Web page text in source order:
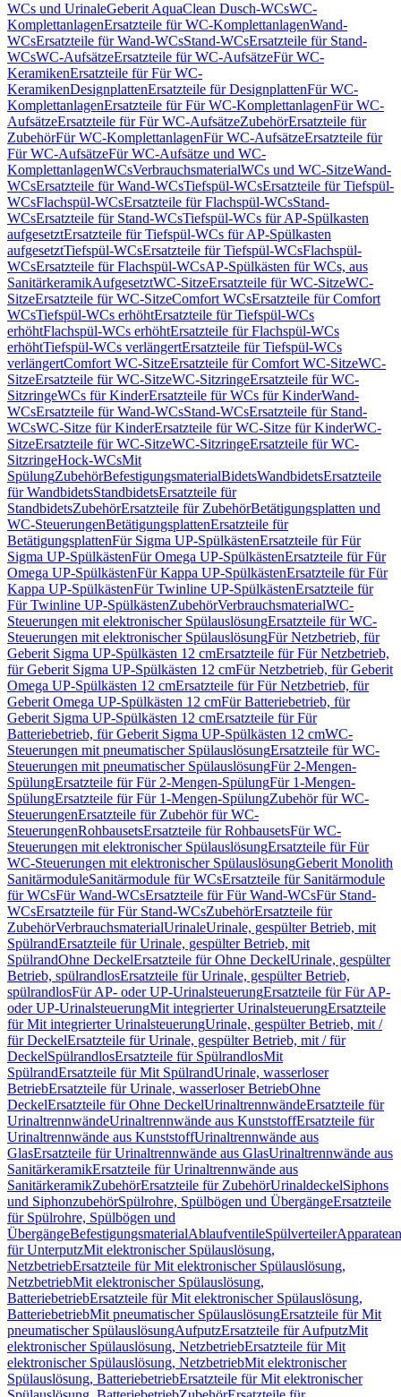
WCs und UrinaleGeberit AquaClean Dusch-WCsWC-
KomplettanlagenErsatzteile für WC-KomplettanlagenWand-
WCsErsatzteile für Wand-WCsStand-WCsErsatzteile für Stand-
WCsWC-AufsätzeErsatzteile für WC-AufsätzeFür WC-
KeramikenErsatzteile für Für WC-
KeramikenDesignplattenErsatzteile für DesignplattenFür WC-
KomplettanlagenErsatzteile für Für WC-KomplettanlagenFür WC-
AufsätzeErsatzteile für Für WC-AufsätzeZubehörErsatzteile für
ZubehörFür WC-KomplettanlagenFür WC-AufsätzeErsatzteile für
Für WC-AufsätzeFür WC-Aufsätze und WC-
KomplettanlagenWCsVerbrauchsmaterialWCs und WC-SitzeWand-
WCsErsatzteile für Wand-WCsTiefspül-WCsErsatzteile für Tiefspül-
WCsFlachspül-WCsErsatzteile für Flachspül-WCsStand-
WCsErsatzteile für Stand-WCsTiefspül-WCs für AP-Spülkasten
aufgesetztErsatzteile für Tiefspül-WCs für AP-Spülkasten
aufgesetztTiefspül-WCsErsatzteile für Tiefspül-WCsFlachspül-
WCsErsatzteile für Flachspül-WCsAP-Spülkästen für WCs, aus
SanitärkeramikAufgesetztWC-SitzeErsatzteile für WC-SitzeWC-
SitzeErsatzteile für WC-SitzeComfort WCsErsatzteile für Comfort
WCsTiefspül-WCs erhöhtErsatzteile für Tiefspül-WCs
erhöhtFlachspül-WCs erhöhtErsatzteile für Flachspül-WCs
erhöhtTiefspül-WCs verlängertErsatzteile für Tiefspül-WCs
verlängertComfort WC-SitzeErsatzteile für Comfort WC-SitzeWC-
SitzeErsatzteile für WC-SitzeWC-SitzringeErsatzteile für WC-
SitzringeWCs für KinderErsatzteile für WCs für KinderWand-
WCsErsatzteile für Wand-WCsStand-WCsErsatzteile für Stand-
WCsWC-Sitze für KinderErsatzteile für WC-Sitze für KinderWC-
SitzeErsatzteile für WC-SitzeWC-SitzringeErsatzteile für WC-
SitzringeHock-WCsMit
SpülungZubehörBefestigungsmaterialBidetsWandbidetsErsatzteile
für WandbidetsStandbidetsErsatzteile für
StandbidetsZubehörErsatzteile für ZubehörBetätigungsplatten und
WC-SteuerungenBetätigungsplattenErsatzteile für
BetätigungsplattenFür Sigma UP-SpülkästenErsatzteile für Für
Sigma UP-SpülkästenFür Omega UP-SpülkästenErsatzteile für Für
Omega UP-SpülkästenFür Kappa UP-SpülkästenErsatzteile für Für
Kappa UP-SpülkästenFür Twinline UP-SpülkästenErsatzteile für
Für Twinline UP-SpülkästenZubehörVerbrauchsmaterialWC-
Steuerungen mit elektronischer SpülauslösungErsatzteile für WC-
Steuerungen mit elektronischer SpülauslösungFür Netzbetrieb, für
Geberit Sigma UP-Spülkästen 12 cmErsatzteile für Für Netzbetrieb,
für Geberit Sigma UP-Spülkästen 12 cmFür Netzbetrieb, für Geberit
Omega UP-Spülkästen 12 cmErsatzteile für Für Netzbetrieb, für
Geberit Omega UP-Spülkästen 12 cmFür Batteriebetrieb, für
Geberit Sigma UP-Spülkästen 12 cmErsatzteile für Für
Batteriebetrieb, für Geberit Sigma UP-Spülkästen 12 cmWC-
Steuerungen mit pneumatischer SpülauslösungErsatzteile für WC-
Steuerungen mit pneumatischer SpülauslösungFür 2-Mengen-
SpülungErsatzteile für Für 2-Mengen-SpülungFür 1-Mengen-
SpülungErsatzteile für Für 1-Mengen-SpülungZubehör für WC-
SteuerungenErsatzteile für Zubehör für WC-
SteuerungenRohbausetsErsatzteile für RohbausetsFür WC-
Steuerungen mit elektronischer SpülauslösungErsatzteile für Für
WC-Steuerungen mit elektronischer SpülauslösungGeberit Monolith
SanitärmoduleSanitärmodule für WCsErsatzteile für Sanitärmodule
für WCsFür Wand-WCsErsatzteile für Für Wand-WCsFür Stand-
WCsErsatzteile für Für Stand-WCsZubehörErsatzteile für
ZubehörVerbrauchsmaterialUrinaleUrinale, gespülter Betrieb, mit
SpülrandErsatzteile für Urinale, gespülter Betrieb, mit
SpülrandOhne DeckelErsatzteile für Ohne DeckelUrinale, gespülter
Betrieb, spülrandlosErsatzteile für Urinale, gespülter Betrieb,
spülrandlosFür AP- oder UP-UrinalsteuerungErsatzteile für Für AP-
oder UP-UrinalsteuerungMit integrierter UrinalsteuerungErsatzteile
für Mit integrierter UrinalsteuerungUrinale, gespülter Betrieb, mit /
für DeckelErsatzteile für Urinale, gespülter Betrieb, mit / für
DeckelSpülrandlosErsatzteile für SpülrandlosMit
SpülrandErsatzteile für Mit SpülrandUrinale, wasserloser
BetriebErsatzteile für Urinale, wasserloser BetriebOhne
DeckelErsatzteile für Ohne DeckelUrinaltrennwändeErsatzteile für
UrinaltrennwändeUrinaltrennwände aus KunststoffErsatzteile für
Urinaltrennwände aus KunststoffUrinaltrennwände aus
GlasErsatzteile für Urinaltrennwände aus GlasUrinaltrennwände aus
SanitärkeramikErsatzteile für Urinaltrennwände aus
SanitärkeramikZubehörErsatzteile für ZubehörUrinaldeckelSiphons
und SiphonzubehörSpülrohre, Spülbögen und ÜbergängeErsatzteile
für Spülrohre, Spülbögen und
ÜbergängeBefestigungsmaterialAblaufventileSpülverteiler
für UnterputzMit elektronischer Spülauslösung,
NetzbetriebErsatzteile für Mit elektronischer Spülauslösung,
NetzbetriebMit elektronischer Spülauslösung,
BatteriebetriebErsatzteile für Mit elektronischer Spülauslösung,
BatteriebetriebMit pneumatischer SpülauslösungErsatzteile für Mit
pneumatischer SpülauslösungAufputzErsatzteile für AufputzMit
elektronischer Spülauslösung, NetzbetriebErsatzteile für Mit
elektronischer Spülauslösung, NetzbetriebMit elektronischer
Spülauslösung, BatteriebetriebErsatzteile für Mit elektronischer